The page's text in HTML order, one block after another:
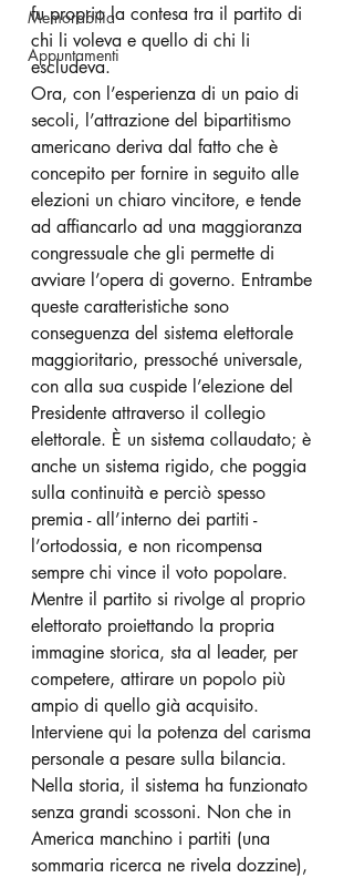
Memorabilia
Appuntamenti
fu proprio la contesa tra il partito di
chi li voleva e quello di chi li
escludeva.
Ora, con l’esperienza di un paio di
secoli, l’attrazione del bipartitismo
americano deriva dal fatto che è
concepito per fornire in seguito alle
elezioni un chiaro vincitore, e tende
ad affiancarlo ad una maggioranza
congressuale che gli permette di
avviare l’opera di governo. Entrambe
queste caratteristiche sono
conseguenza del sistema elettorale
maggioritario, pressoché universale,
con alla sua cuspide l’elezione del
Presidente attraverso il collegio
elettorale. È un sistema collaudato; è
anche un sistema rigido, che poggia
sulla continuità e perciò spesso
premia - all’interno dei partiti -
l’ortodossia, e non ricompensa
sempre chi vince il voto popolare.
Mentre il partito si rivolge al proprio
elettorato proiettando la propria
immagine storica, sta al leader, per
competere, attirare un popolo più
ampio di quello già acquisito.
Interviene qui la potenza del carisma
personale a pesare sulla bilancia.
Nella storia, il sistema ha funzionato
senza grandi scossoni. Non che in
America manchino i partiti (una
sommaria ricerca ne rivela dozzine),